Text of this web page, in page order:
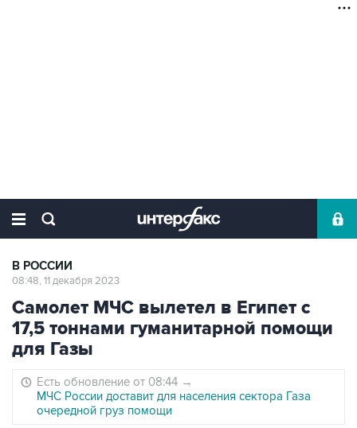
В РОССИИ
08:48, 11 декабря 2023
Самолет МЧС вылетел в Египет с
17,5 тоннами гуманитарной помощи
для Газы
Есть обновление от 08:44 →
МЧС России доставит для населения сектора Газа
очередной груз помощи